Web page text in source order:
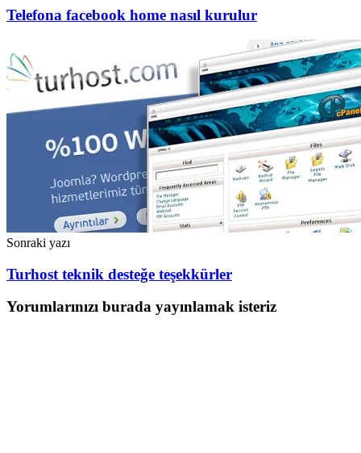
Telefona facebook home nasıl kurulur
Sonraki yazı
Turhost teknik desteğe teşekkürler
Yorumlarınızı burada yayınlamak isteriz